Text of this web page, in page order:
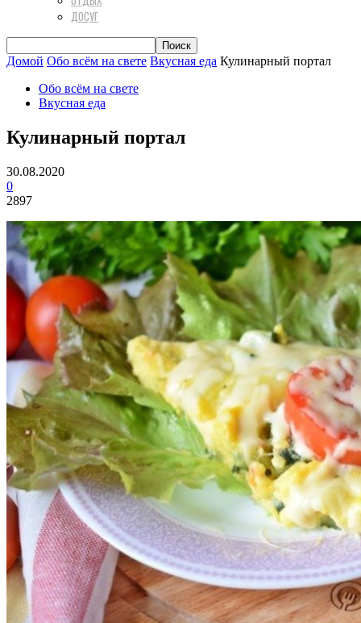
ДОСУГ
Домой Обо всём на свете Вкусная еда Кулинарный портал
Обо всём на свете
Вкусная еда
Кулинарный портал
30.08.2020
0
2897